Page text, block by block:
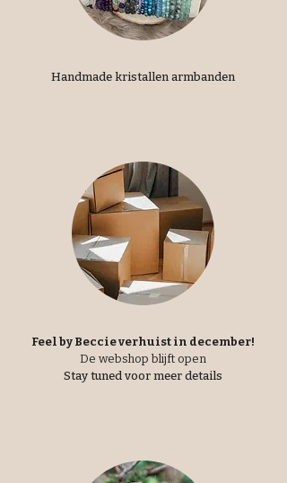
Handmade kristallen armbanden
Feel by Beccie verhuist in december!
De webshop blijft open
Stay tuned voor meer details